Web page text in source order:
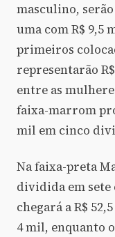
masculino,
uma com R$
primeiros
representarão
entre as
faixa-marrom
mil em cinco
Na faixa-preta
dividida em sete
chegará a R$
4 mil, enquanto